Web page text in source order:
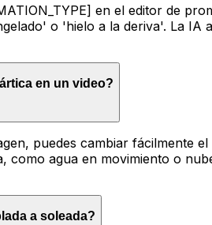
en el editor de
o 'hielo a la deriva'. La
en un video?
puedes cambiar fácilmente
como agua en movimiento o
a soleada?